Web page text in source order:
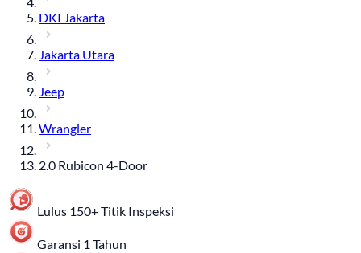
DKI Jakarta
Jakarta Utara
Jeep
Wrangler
2.0 Rubicon 4-Door
Lulus 150+ Titik Inspeksi
Garansi 1 Tahun